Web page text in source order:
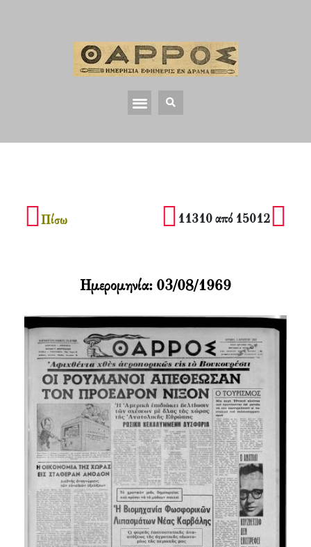
Πίσω 11310 από 15012
Ημερομηνία: 03/08/1969